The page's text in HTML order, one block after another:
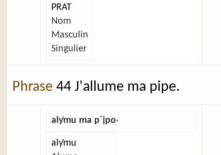
PRAT
Nom
Masculin
Singulier
Phrase 44 J'allume ma pipe.
aly̜mu ma pˈịpoˑ
aly̜mu